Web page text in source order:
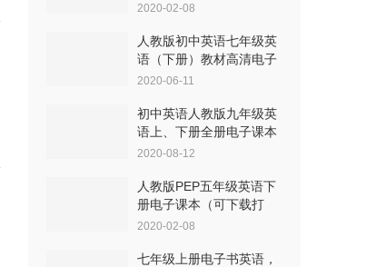
印）
2020-02-08
人教版初中英语七年级英
语（下册）教材高清电子
2020-06-11
初中英语人教版九年级英
语上、下册全册电子课本
2020-08-12
人教版PEP五年级英语下
册电子课本（可下载打
印）
2020-02-08
七年级上册电子书英语，